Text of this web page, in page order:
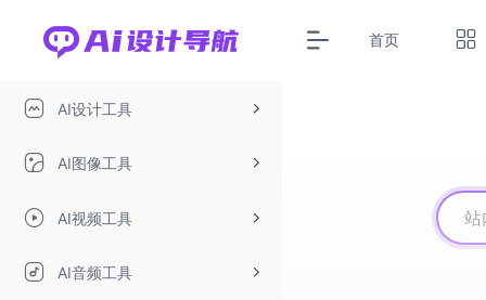
AI设计工具
AI图像工具
AI视频工具
AI音频工具
首页